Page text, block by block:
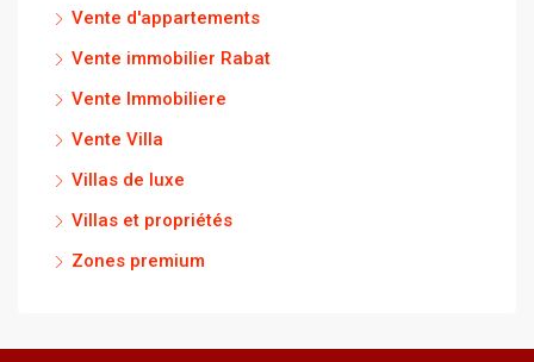
Vente d'appartements
Vente immobilier Rabat
Vente Immobiliere
Vente Villa
Villas de luxe
Villas et propriétés
Zones premium